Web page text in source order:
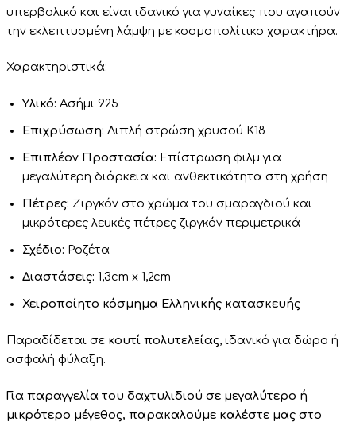
υπερβολικό και είναι ιδανικό για γυναίκες που αγαπούν
την εκλεπτυσμένη λάμψη με κοσμοπολίτικο χαρακτήρα.
Χαρακτηριστικά:
Υλικό: Ασήμι 925
Επιχρύσωση: Διπλή στρώση χρυσού Κ18
Επιπλέον Προστασία: Επίστρωση φιλμ για
μεγαλύτερη διάρκεια και ανθεκτικότητα στη χρήση
Πέτρες: Ζιργκόν στο χρώμα του σμαραγδιού και
μικρότερες λευκές πέτρες ζιργκόν περιμετρικά
Σχέδιο: Ροζέτα
Διαστάσεις: 1,3cm x 1,2cm
Χειροποίητο κόσμημα Ελληνικής κατασκευής
Παραδίδεται σε κουτί πολυτελείας, ιδανικό για δώρο ή
ασφαλή φύλαξη.
Για παραγγελία του δαχτυλιδιού σε μεγαλύτερο ή
μικρότερο μέγεθος, παρακαλούμε καλέστε μας στο